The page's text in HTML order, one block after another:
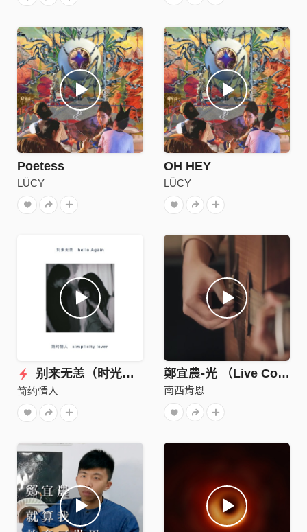
Poetess
LÜCY
OH HEY
LÜCY
别来无恙（时光版）
简约情人
鄭宜農-光 （Live Cover）
南西肯恩